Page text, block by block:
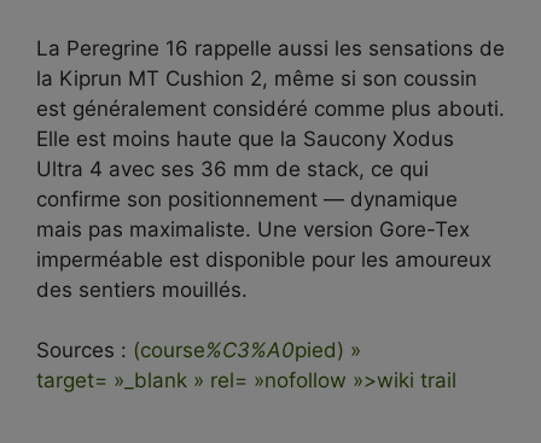
La Peregrine 16 rappelle aussi les sensations de
la Kiprun MT Cushion 2, même si son coussin
est généralement considéré comme plus abouti.
Elle est moins haute que la Saucony Xodus
Ultra 4 avec ses 36 mm de stack, ce qui
confirme son positionnement — dynamique
mais pas maximaliste. Une version Gore-Tex
imperméable est disponible pour les amoureux
des sentiers mouillés.
Sources : (course%C3%A0pied) »
target= »_blank » rel= »nofollow »>wiki trail